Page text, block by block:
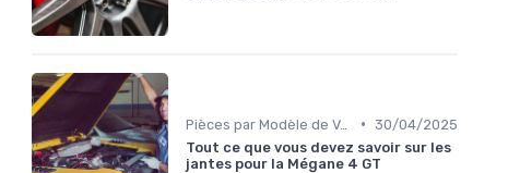
Pièces par Modèle de Voiture • 30/04/2025
Tout ce que vous devez savoir sur les
jantes pour la Mégane 4 GT